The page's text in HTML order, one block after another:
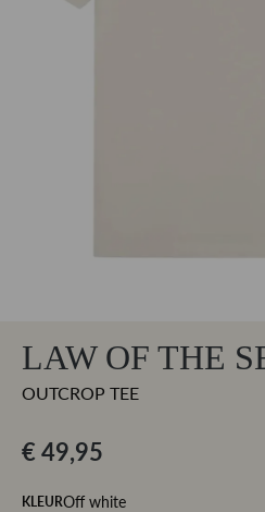
LAW OF THE
OUTCROP TEE
€ 49,95
KLEUROff white